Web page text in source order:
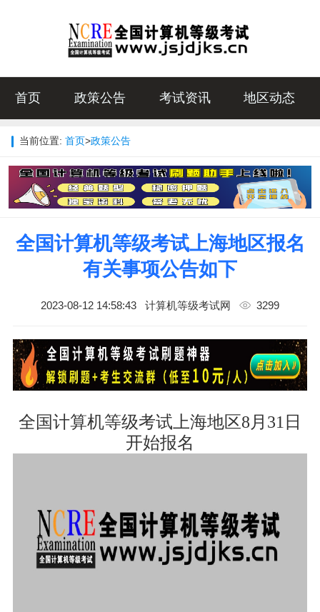
首页 政策公告 考试资讯 地区动态
当前位置: 首页>政策公告
全国计算机等级考试上海地区报名
有关事项公告如下
2023-08-12 14:58:43 计算机等级考试网 3299
全国计算机等级考试上海地区8月31日
开始报名